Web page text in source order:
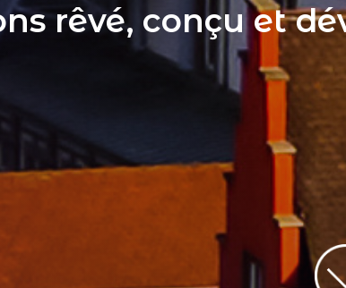
rêvé, conçu et